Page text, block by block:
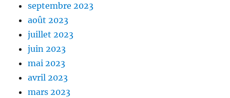
septembre 2023
août 2023
juillet 2023
juin 2023
mai 2023
avril 2023
mars 2023